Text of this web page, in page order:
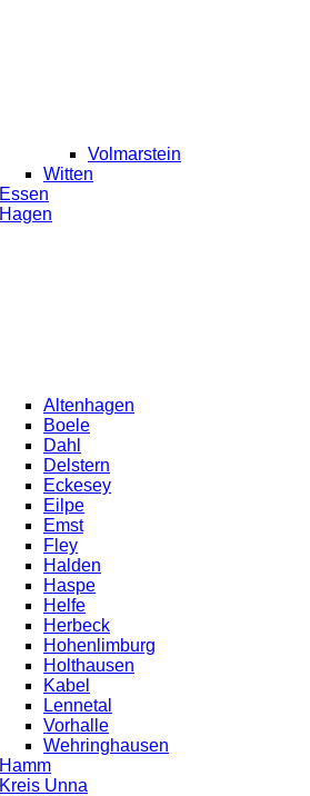
Volmarstein
Witten
Essen
Hagen
Altenhagen
Boele
Dahl
Delstern
Eckesey
Eilpe
Emst
Fley
Halden
Haspe
Helfe
Herbeck
Hohenlimburg
Holthausen
Kabel
Lennetal
Vorhalle
Wehringhausen
Hamm
Kreis Unna